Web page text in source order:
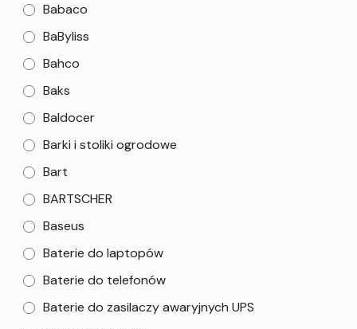
Babaco
BaByliss
Bahco
Baks
Baldocer
Barki i stoliki ogrodowe
Bart
BARTSCHER
Baseus
Baterie do laptopów
Baterie do telefonów
Baterie do zasilaczy awaryjnych UPS